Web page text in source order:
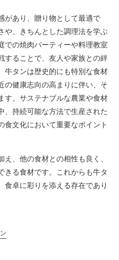
があり、贈り物として最適で
や、きちんとした調理法を学ぶ
での焼肉パーティーや料理教室
することで、友人や家族との絆
牛タンは歴史的にも特別な食材
の健康志向の高まりに伴い、そ
す。サステナブルな農業や食材
、持続可能な方法で生産された
食文化において重要なポイント
、他の食材との相性も良く、
きる食材です。これからも牛タ
食卓に彩りを添える存在であり